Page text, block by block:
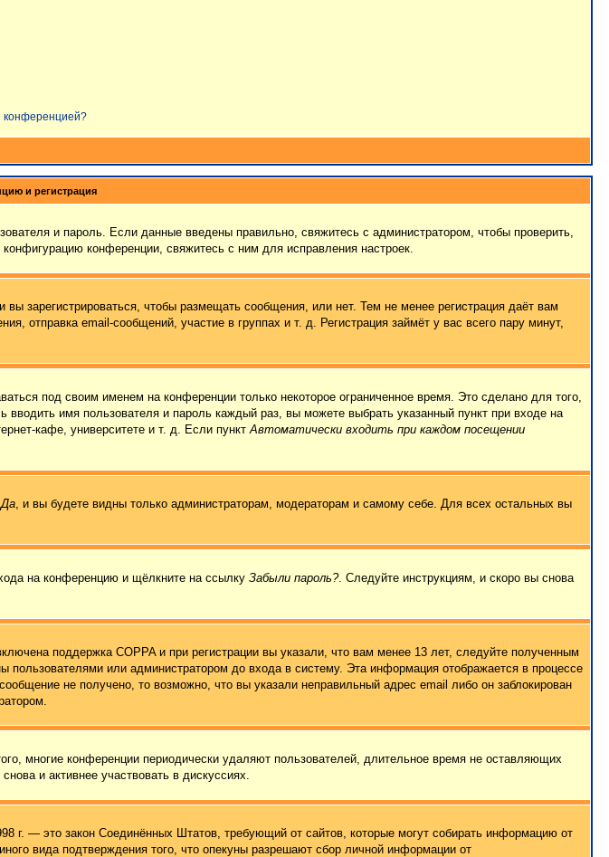
конференцией?
и регистрация
и пароль. Если данные введены правильно, свяжитесь с администратором, чтобы проверить,
конференции, свяжитесь с ним для исправления настроек.
зарегистрироваться, чтобы размещать сообщения, или нет. Тем не менее регистрация даёт вам
отправка email-сообщений, участие в группах и т. д. Регистрация займёт у вас всего пару минут,
под своим именем на конференции только некоторое ограниченное время. Это сделано для того,
имя пользователя и пароль каждый раз, вы можете выбрать указанный пункт при входе на
кафе, университете и т. д. Если пунктАвтоматически входить при каждом посещении
Да, и вы будете видны только администраторам, модераторам и самому себе. Для всех остальных вы
на конференцию и щёлкните на ссылку Забыли пароль?. Следуйте инструкциям, и скоро вы снова
поддержка COPPA и при регистрации вы указали, что вам менее 13 лет, следуйте полученным
или администратором до входа в систему. Эта информация отображается в процессе
не получено, то возможно, что вы указали неправильный адрес email либо он заблокирован
многие конференции периодически удаляют пользователей, длительное время не оставляющих
и активнее участвовать в дискуссиях.
г. — это закон Соединённых Штатов, требующий от сайтов, которые могут собирать информацию от
вида подтверждения того, что опекуны разрешают сбор личной информации от